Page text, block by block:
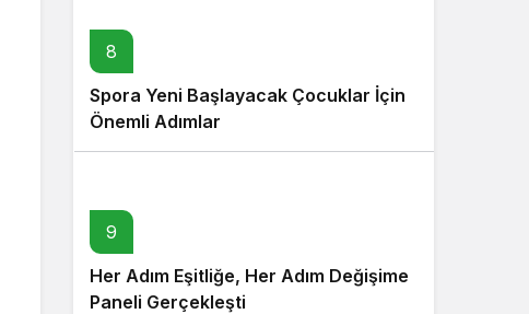
8
Spora Yeni Başlayacak Çocuklar İçin
Önemli Adımlar
9
Her Adım Eşitliğe, Her Adım Değişime
Paneli Gerçekleşti